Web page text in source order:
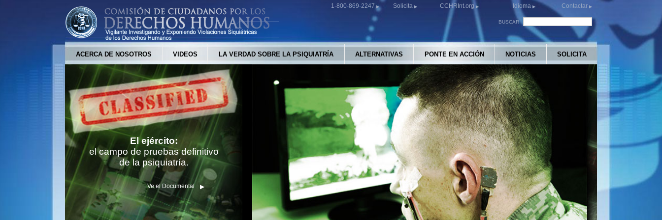
1-800-869-2247 Solicita CCHRInt.org Idioma Contactar
BUSCAR
ACERCA DE NOSOTROS VIDEOS LA VERDAD SOBRE LA PSIQUIATRÍA ALTERNATIVAS PONTE EN ACCIÓN NOTICIAS SOLICITA
El ejército:
el campo de pruebas definitivo
de la psiquiatría.
Ve el Documental ▶